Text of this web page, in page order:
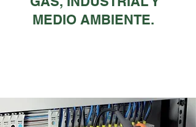
MEDIO AMBIENTE.